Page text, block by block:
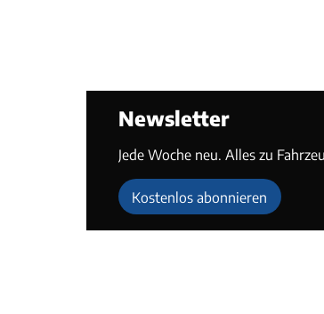
Newsletter
Jede Woche neu. Alles zu
Kostenlos abonnieren